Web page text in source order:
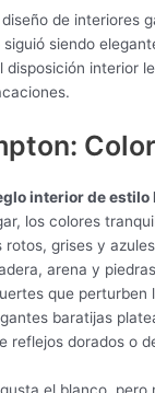
de interiores
siendo
disposición interior
interior de estilo
los colores
grises y
arena y
que perturben
baratijas
reflejos dorados o